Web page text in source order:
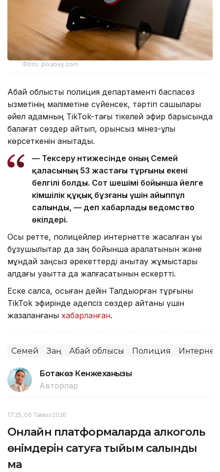
Фото: pixabay.com
Абай облыстық полиция департаменті баспасөз
қызметінің мәліметіне сүйенсек, тәртіп сақшылары
әйел адамның TikTok-тағы тікелей эфир барысында
балағат сөздер айтып, орынсыз мінез-құлық
көрсеткенін анықтады.
— Тексеру нәтижесінде оның Семей
қаласының 53 жастағы тұрғыны екені
белгілі болды. Сот шешімі бойынша әйелге
әкімшілік құқық бұзғаны үшін айыппұл
салынды, — деп хабарлады ведомство
өкілдері.
Осы ретте, полицейлер интернетте жасалған құқық
бұзушылықтар да заң бойынша қаралатынын және
мұндай заңсыз әрекеттерді анықтау жұмыстары
алдағы уақытта да жалғасатынын ескертті.
Еске салсақ, осыған дейін Талдықорған тұрғыны
TikTok эфирінде әдепсіз сөздер айтқаны үшін
жазаланғаны хабарланған.
Семей Заң Абай облысы Полиция Интернет
Ботакөз Кенжеханқызы
Авторлар
17:25, 06 Тамыз 2026
Онлайн платформаларда алкоголь
өнімдерін сатуға тыйым салынды
ма